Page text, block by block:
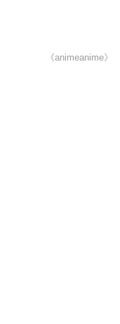
《animeanime》